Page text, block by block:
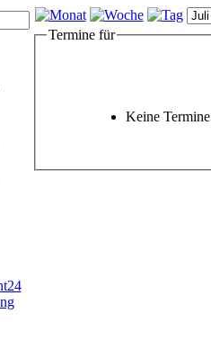
Termine für
Keine Termine